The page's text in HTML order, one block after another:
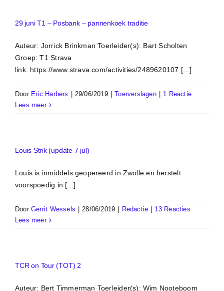
29 juni T1 – Posbank – pannenkoek traditie
Auteur: Jorrick Brinkman Toerleider(s): Bart Scholten
Groep: T1 Strava
link: https://www.strava.com/activities/2489620107 [...]
Door Eric Harbers 29/06/2019 Toerverslagen
1 Reactie
Lees meer
Louis Strik (update 7 jul)
Louis is inmiddels geopereerd in Zwolle en herstelt
voorspoedig in [...]
DoorGerrit Wessels 28/06/2019 Redactie
13 Reacties
Lees meer
TCR on Tour (TOT) 2
Auteur: Bert Timmerman Toerleider(s): Wim Nooteboom